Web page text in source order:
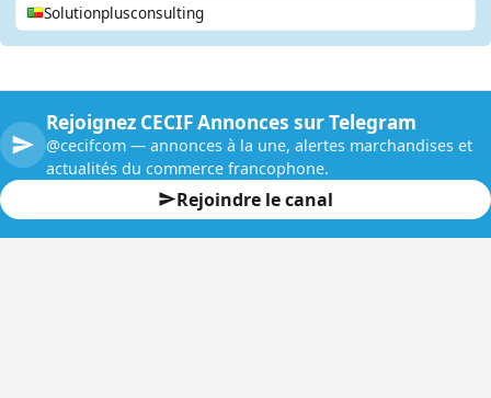
Solutionplusconsulting
Rejoignez CECIF Annonces sur Telegram
@cecifcom — annonces à la une, alertes marchandises et
actualités du commerce francophone.
Rejoindre le canal